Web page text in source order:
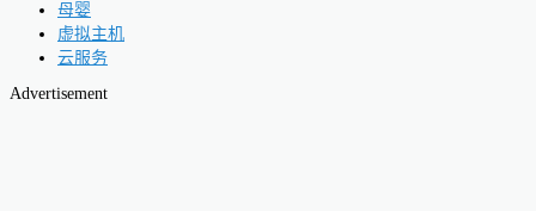
母婴
虚拟主机
云服务
Advertisement